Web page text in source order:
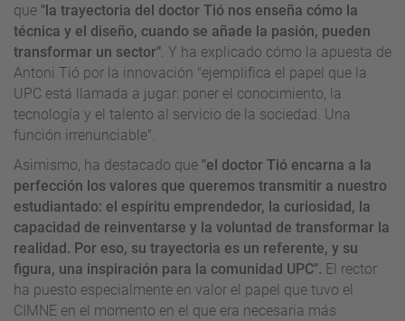
que "la trayectoria del doctor Tió nos enseña cómo la
técnica y el diseño, cuando se añade la pasión, pueden
transformar un sector" . Y ha explicado cómo la apuesta de
Antoni Tió por la innovación "ejemplifica el papel que la
UPC está llamada a jugar: poner el conocimiento, la
tecnología y el talento al servicio de la sociedad. Una
función irrenunciable".
Asimismo, ha destacado que "el doctor Tió encarna a la
perfección los valores que queremos transmitir a nuestro
estudiantado: el espíritu emprendedor, la curiosidad, la
capacidad de reinventarse y la voluntad de transformar la
realidad. Por eso, su trayectoria es un referente, y su
figura, una inspiración para la comunidad UPC". El rector
ha puesto especialmente en valor el papel que tuvo el
CIMNE en el momento en el que era necesaria más